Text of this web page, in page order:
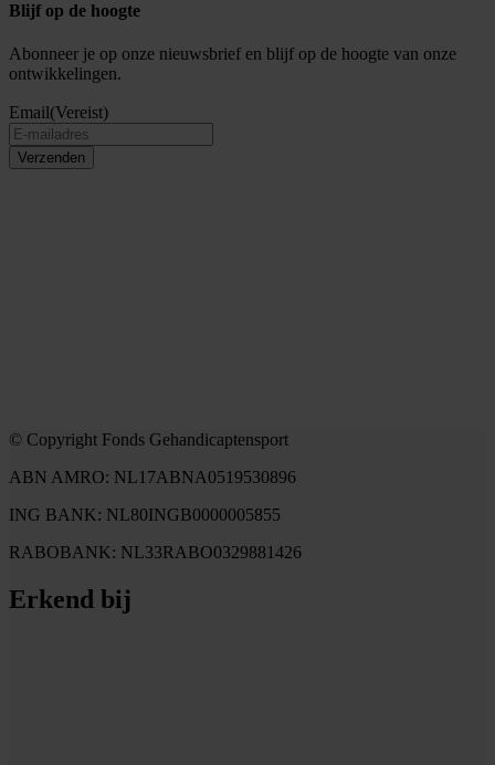
Blijf op de hoogte
Abonneer je op onze nieuwsbrief en blijf op de hoogte van onze
ontwikkelingen.
Email(Vereist)
Verzenden
© Copyright Fonds Gehandicaptensport
ABN AMRO: NL17ABNA0519530896
ING BANK: NL80INGB0000005855
RABOBANK: NL33RABO0329881426
Erkend bij